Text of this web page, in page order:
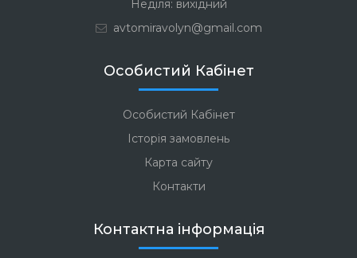
Неділя: вихідний
avtomiravolyn@gmail.com
Особистий Кабінет
Особистий Кабінет
Історія замовлень
Карта сайту
Контакти
Контактна інформація